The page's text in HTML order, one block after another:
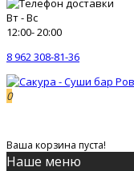
Вт - Вс
12:00- 20:00
8 962 308-81-36
0
Ваша корзина пуста!
Наше меню